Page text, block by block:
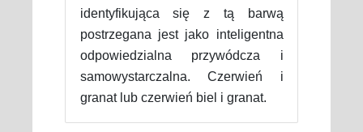
identyfikująca się z tą barwą
postrzegana jest jako inteligentna
odpowiedzialna przywódcza i
samowystarczalna. Czerwień i
granat lub czerwień biel i granat.